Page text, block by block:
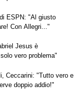
ESPN: "Al giusto
Con Allegri..."
Jesus è
vero problema"
Ceccarini: "Tutto vero e
doppio addio!"